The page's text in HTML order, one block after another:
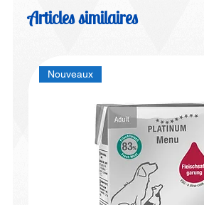
Articles similaires
Nouveaux